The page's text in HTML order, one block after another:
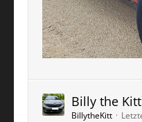
Billy the
BillytheKitt